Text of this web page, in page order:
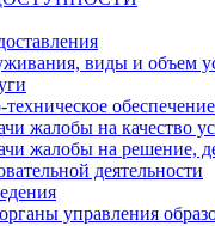
виды и объем
обеспечение
жалобы на качество
жалобы на решение,
деятельности
управления